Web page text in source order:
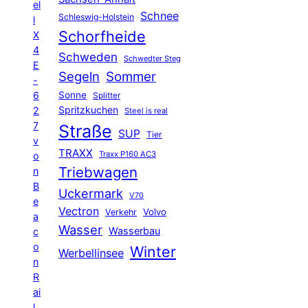
el
l
X
4
E
-
6
2
7
v
o
n
B
e
a
c
o
n
R
ai
Schleswig-Holstein Schnee
Schorfheide
Schweden Schwedter Steg
Segeln Sommer
Sonne Splitter
Spritzkuchen Steel is real
Straße SUP Tier
TRAXX Traxx P160 AC3
Triebwagen
Uckermark V70
Vectron Verkehr Volvo
Wasser Wasserbau
Werbellinsee Winter